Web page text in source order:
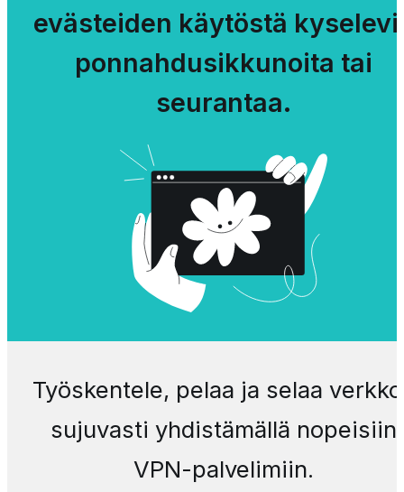
evästeiden käytöstä
ponnahdusikkunoita tai
seurantaa.
Työskentele, pelaa ja selaa
sujuvasti yhdistämällä nopeisiin
VPN-palvelimiin.